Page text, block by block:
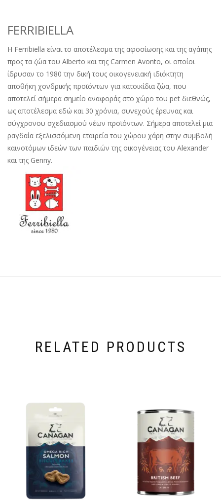
FERRIBIELLA
H Ferribiella είναι το αποτέλεσμα της αφοσίωσης και της αγάπης
προς τα ζώα του Alberto και της Carmen Avonto, οι οποίοι
ίδρυσαν το 1980 την δική τους οικογενειακή ιδιόκτητη
αποθήκη χονδρικής προϊόντων για κατοικίδια ζώα, που
αποτελεί σήμερα σημείο αναφοράς στο χώρο του pet διεθνώς,
ως αποτέλεσμα εδώ και 30 χρόνια, συνεχούς έρευνας και
σύγχρονου σχεδιασμού νέων προϊόντων. Σήμερα αποτελεί μια
ραγδαία εξελισσόμενη εταιρεία του χώρου χάρη στην συμβολή
καινοτόμων ιδεών των παιδιών της οικογένειας του Alexander
και της Genny.
RELATED PRODUCTS